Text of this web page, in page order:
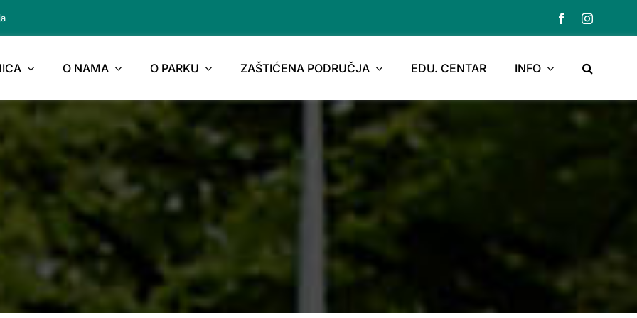
O NAMA O PARKU ZAŠTIĆENA PODRUČJA EDU. CENTAR INFO